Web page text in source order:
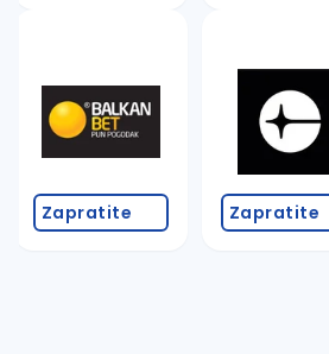
Zapratite Zapratite